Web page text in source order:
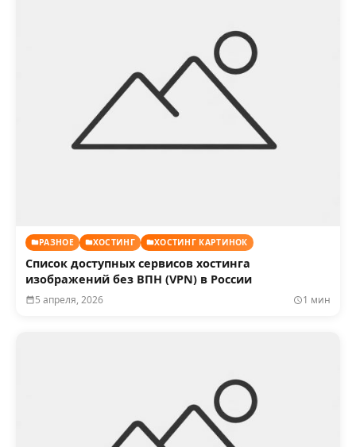
РАЗНОЕ ХОСТИНГ ХОСТИНГ КАРТИНОК
Список доступных сервисов хостинга
изображений без ВПН (VPN) в России
5 апреля, 2026 1 мин